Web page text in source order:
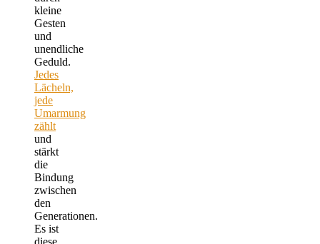
kleine
Gesten
und
unendliche
Geduld.
Jedes
Lächeln,
jede
Umarmung
zählt
und
stärkt
die
Bindung
zwischen
den
Generationen.
Es ist